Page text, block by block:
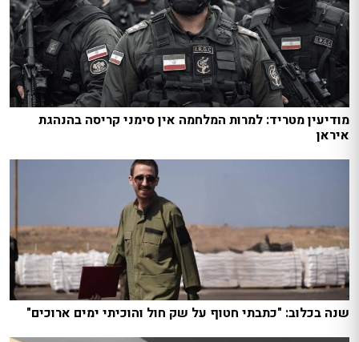
מודיעין מטריד: למרות המלחמה אין סימני קריסה בהנהגת
איראן
שנה בכלוב: "כתבתי חטוף על שק חול והוכיתי ימים ארוכים"